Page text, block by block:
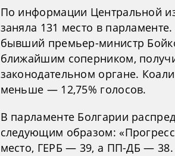
По информации Центральной
заняла 131 место в
бывший премьер-министр
ближайшим соперником,
законодательном органе.
меньше — 12,75% голосов.
В парламенте Болгарии
следующим образом:
место, ГЕРБ — 39, а ПП-ДБ —